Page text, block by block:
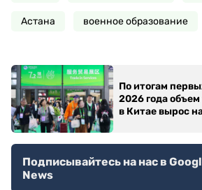
Астана военное образование
По итогам
2026 года
в Китае вырос
Подписывайтесь на нас в
News